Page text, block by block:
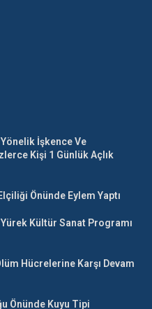
İşkence Ve
Kişi 1 Günlük Açlık
Önünde Eylem Yaptı
Yürek Kültür Sanat Programı
Hücrelerine Karşı Devam
Önünde Kuyu Tipi